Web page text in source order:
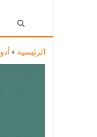
الرئيسية »